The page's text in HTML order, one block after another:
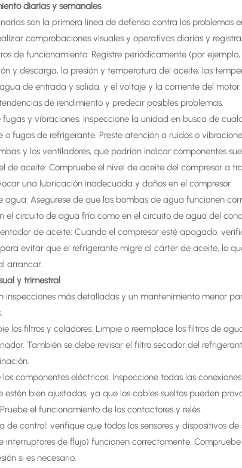
diarias y semanales
son la primera línea de defensa contra los problemas
comprobaciones visuales y operativas diarias y
de funcionamiento: Registre periódicamente (por
y descarga, la presión y temperatura del aceite, las
de entrada y salida, y el voltaje y la corriente del motor.
de rendimiento y predecir posibles problemas.
y vibraciones: Inspeccione la unidad en busca de
fugas de refrigerante. Preste atención a ruidos o
y los ventiladores, que podrían indicar componentes
de aceite: Compruebe el nivel de aceite del compresor a
una lubricación inadecuada y daños en el compresor.
agua: Asegúrese de que las bombas de agua funcionen
el circuito de agua fría como en el circuito de agua del
de aceite: Cuando el compresor esté apagado,
evitar que el refrigerante migre al cárter de aceite, lo
arrancar.
y trimestral
inspecciones más detalladas y un mantenimiento menor
los filtros y coladores: Limpie o reemplace los filtros de
También se debe revisar el filtro secador del
componentes eléctricos: Inspeccione todas las
estén bien ajustadas, ya que los cables sueltos pueden
el funcionamiento de los contactores y relés.
de control: verifique que todos los sensores y dispositivos
interruptores de flujo) funcionen correctamente.
si es necesario.